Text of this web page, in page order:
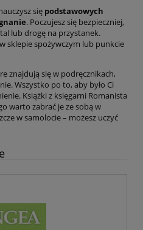
się podstawowych
. Poczujesz się bezpieczniej,
lub drogę na przystanek.
sklepie spożywczym lub punkcie
znajdują się w podręcznikach,
Wszystko po to, aby było Ci
Książki z księgarni Romanista
warto zabrać je ze sobą w
w samolocie – możesz uczyć